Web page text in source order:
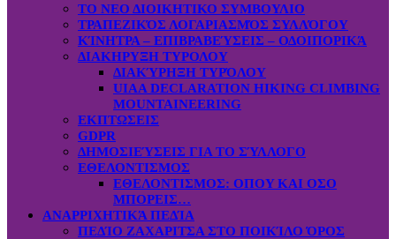
ΤΟ ΝΕΟ ΔΙΟΙΚΗΤΙΚΟ ΣΥΜΒΟΥΛΙΟ
ΤΡΑΠΕΖΙΚΌΣ ΛΟΓΑΡΙΑΣΜΌΣ ΣΥΛΛΌΓΟΥ
ΚΊΝΗΤΡΑ – ΕΠΙΒΡΑΒΕΎΣΕΙΣ – ΟΔΟΙΠΟΡΙΚΆ
ΔΙΑΚΗΡΥΞΗ ΤΥΡΟΛΟΥ
ΔΙΑΚΎΡΗΞΗ ΤΥΡΌΛΟΥ
UIAA DECLARATION HIKING CLIMBING
MOUNTAINEERING
ΕΚΠΤΩΣΕΙΣ
GDPR
ΔΗΜΟΣΙΕΎΣΕΙΣ ΓΙΑ ΤΟ ΣΎΛΛΟΓΟ
ΕΘΕΛΟΝΤΙΣΜΟΣ
ΕΘΕΛΟΝΤΙΣΜΟΣ: OΠOY KAI ΟΣΟ
ΜΠΟΡΕΙΣ…
ΑΝΑΡΡΙΧΗΤΙΚΆ ΠΕΔΊΑ
ΠΕΔΊΟ ΖΑΧΑΡΙΤΣΑ ΣΤΟ ΠΟΙΚΊΛΟ ΌΡΟΣ